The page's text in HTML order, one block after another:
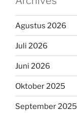
Agustus 2026
Juli 2026
Juni 2026
Oktober 2025
September 2025